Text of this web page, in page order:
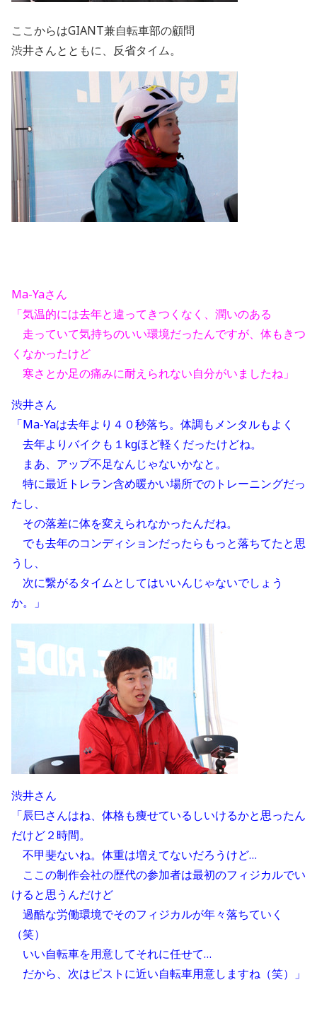
ここからはGIANT兼自転車部の顧問
渋井さんとともに、反省タイム。
Ma-Yaさん
「気温的には去年と違ってきつくなく、潤いのある
走っていて気持ちのいい環境だったんですが、体もきつ
くなかったけど
寒さとか足の痛みに耐えられない自分がいましたね」
渋井さん
「Ma-Yaは去年より４０秒落ち。体調もメンタルもよく
去年よりバイクも１kgほど軽くだったけどね。
まあ、アップ不足なんじゃないかなと。
特に最近トレラン含め暖かい場所でのトレーニングだっ
たし、
その落差に体を変えられなかったんだね。
でも去年のコンディションだったらもっと落ちてたと思
うし、
次に繋がるタイムとしてはいいんじゃないでしょう
か。」
渋井さん
「辰巳さんはね、体格も痩せているしいけるかと思ったん
だけど２時間。
不甲斐ないね。体重は増えてないだろうけど…
ここの制作会社の歴代の参加者は最初のフィジカルでい
けると思うんだけど
過酷な労働環境でそのフィジカルが年々落ちていく
（笑）
いい自転車を用意してそれに任せて…
だから、次はピストに近い自転車用意しますね（笑）」